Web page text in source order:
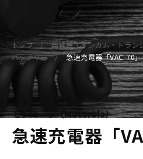
トップ
無線機・インカム・トラン
バッテリー
急速充電器「VAC-70」
モトローラ（Motorola）
急速充電器「